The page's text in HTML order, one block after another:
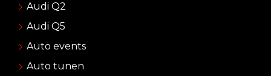
Audi Q2
Audi Q5
Auto events
Auto tunen